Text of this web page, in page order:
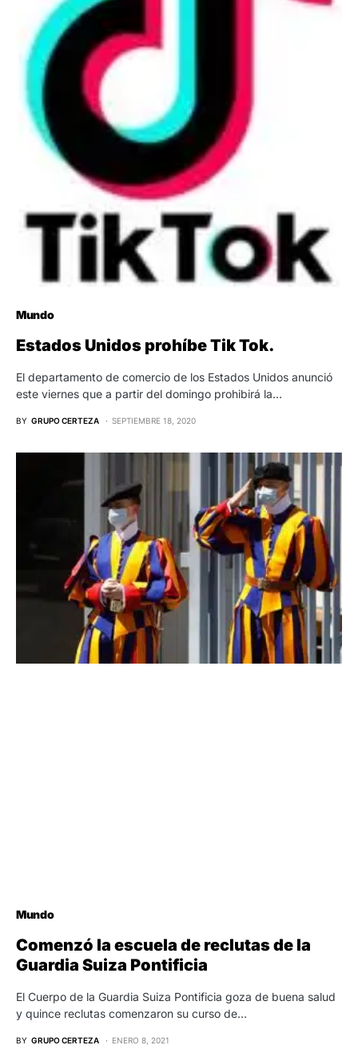
Mundo
Estados Unidos prohíbe Tik Tok.
El departamento de comercio de los Estados Unidos anunció
este viernes que a partir del domingo prohibirá la…
BY GRUPO CERTEZA SEPTIEMBRE 18, 2020
Mundo
Comenzó la escuela de reclutas de la
Guardia Suiza Pontificia
El Cuerpo de la Guardia Suiza Pontificia goza de buena salud
y quince reclutas comenzaron su curso de…
BY GRUPO CERTEZA ENERO 8, 2021